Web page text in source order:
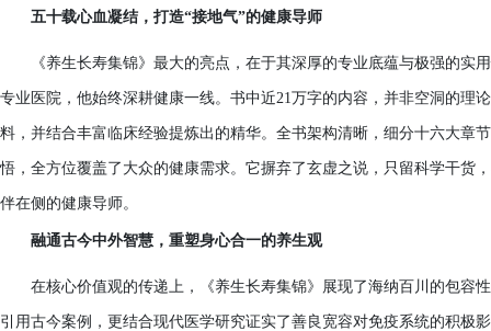
五十载心血凝结，打造“接地气”的健康导师
《养生长寿集锦》最大的亮点，在于其深厚的专业底蕴与极强的
专业医院，他始终深耕健康一线。书中近21万字的内容，并非空洞的理
料，并结合丰富临床经验提炼出的精华。全书架构清晰，细分十六大章
悟，全方位覆盖了大众的健康需求。它摒弃了玄虚之说，只留科学干货
伴在侧的健康导师。
融通古今中外智慧，重塑身心合一的养生观
在核心价值观的传递上，《养生长寿集锦》展现了海纳百川的包容
引用古今案例，更结合现代医学研究证实了善良宽容对免疫系统的积极